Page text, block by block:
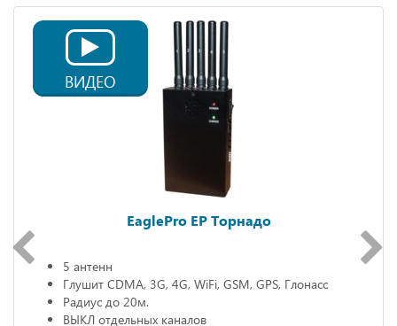
ВИДЕО
EaglePro EP Торнадо
5 антенн
Глушит CDMA, 3G, 4G, WiFi, GSM, GPS, Глонасс
Радиус до 20м.
ВЫКЛ отдельных каналов